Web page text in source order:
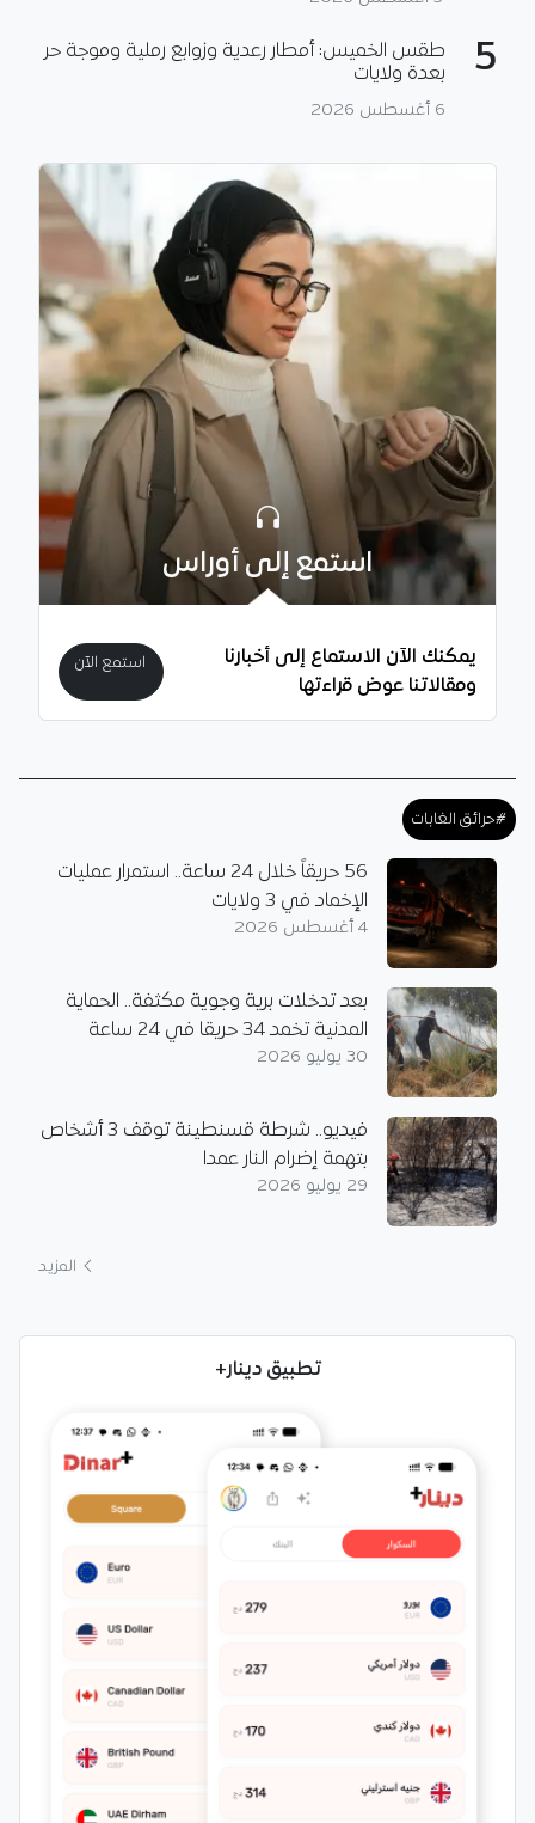
5
طقس الخميس: أمطار رعدية وزوابع رملية وموجة حر
بعدة ولايات
6 أغسطس 2026
استمع إلى أوراس
يمكنك الآن الاستماع إلى أخبارنا
ومقالاتنا عوض قراءتها
استمع الآن
#حرائق الغابات
56 حريقاً خلال 24 ساعة.. استمرار عمليات
الإخماد في 3 ولايات
4 أغسطس 2026
بعد تدخلات برية وجوية مكثفة.. الحماية
المدنية تخمد 34 حريقا في 24 ساعة
30 يوليو 2026
فيديو.. شرطة قسنطينة توقف 3 أشخاص
بتهمة إضرام النار عمدا
29 يوليو 2026
المزيد
تطبيق دينار+